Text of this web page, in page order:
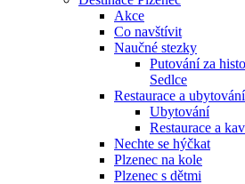
Akce
Co navštívit
Naučné stezky
Putování za
Sedlce
Restaurace a ubytování
Ubytování
Restaurace a
Nechte se hýčkat
Plzenec na kole
Plzenec s dětmi